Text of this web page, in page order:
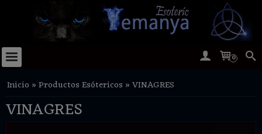
0
Inicio »Productos Esótericos »VINAGRES
VINAGRES